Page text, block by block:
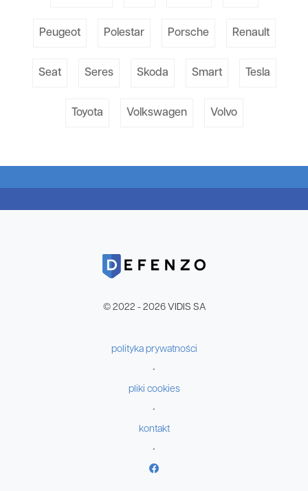
Peugeot Polestar Porsche Renault
Seat Seres Skoda Smart Tesla
Toyota Volkswagen Volvo
© 2022 - 2026 VIDIS SA
polityka prywatności
•
pliki cookies
•
kontakt
•